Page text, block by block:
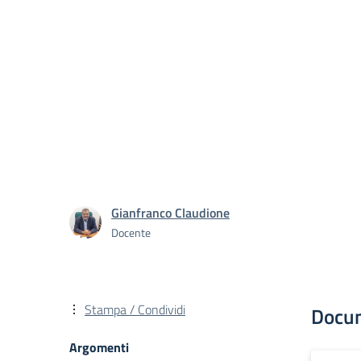
Gianfranco Claudione
Docente
Stampa / Condividi
Argomenti